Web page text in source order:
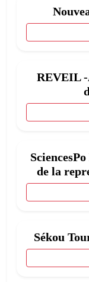
REVEIL
de la
Sékou